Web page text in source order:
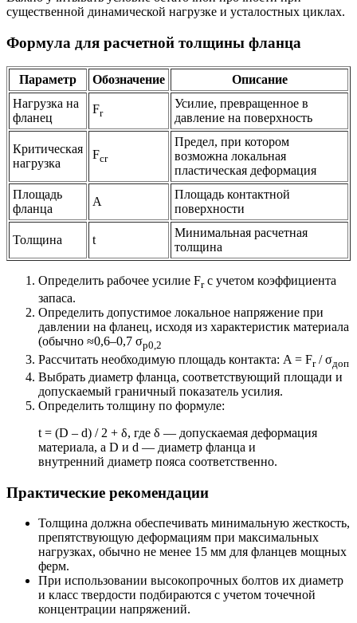
существенной динамической нагрузке и усталостных циклах.
Формула для расчетной толщины фланца
Параметр Обозначение
Описание
Нагрузка на
фланец
Fr
Усилие, превращенное в
давление на поверхность
Критическая
нагрузка
Fcr
Предел, при котором
возможна локальная
пластическая деформация
Площадь
фланца
A
Площадь контактной
поверхности
Толщина t
Минимальная расчетная
толщина
Определить рабочее усилие Frс учетом коэффициента
запаса.
Определить допустимое локальное напряжение при
давлении на фланец, исходя из характеристик материала
(обычно ≈0,6–0,7 σp0,2
Рассчитать необходимую площадь контакта: A = Fr/ σдоп
Выбрать диаметр фланца, соответствующий площади и
допускаемый граничный показатель усилия.
Определить толщину по формуле:
t = (D – d) / 2 + δ, где δ — допускаемая деформация
материала, а D и d — диаметр фланца и
внутренний диаметр пояса соответственно.
Практические рекомендации
Толщина должна обеспечивать минимальную жесткость,
препятствующую деформациям при максимальных
нагрузках, обычно не менее 15 мм для фланцев мощных
ферм.
При использовании высокопрочных болтов их диаметр
и класс твердости подбираются с учетом точечной
концентрации напряжений.